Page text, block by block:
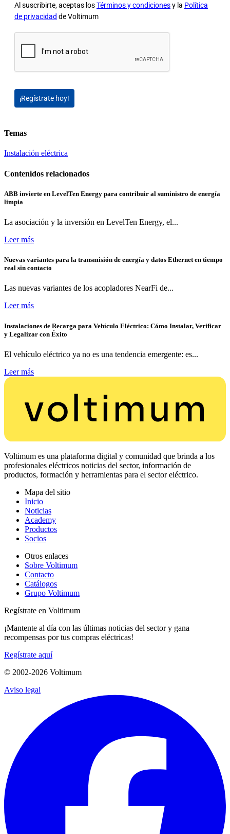
Al suscribirte, aceptas losTérminos y condicionesy la Política
de privacidad de Voltimum
¡Regístrate hoy!
Temas
Instalación eléctrica
Contenidos relacionados
ABB invierte en LevelTen Energy para contribuir al suministro de energía
limpia
La asociación y la inversión en LevelTen Energy, el...
Leer más
Nuevas variantes para la transmisión de energía y datos Ethernet en tiempo
real sin contacto
Las nuevas variantes de los acopladores NearFi de...
Leer más
Instalaciones de Recarga para Vehículo Eléctrico: Cómo Instalar, Verificar
y Legalizar con Éxito
El vehículo eléctrico ya no es una tendencia emergente: es...
Leer más
Voltimum es una plataforma digital y comunidad que brinda a los
profesionales eléctricos noticias del sector, información de
productos, formación y herramientas para el sector eléctrico.
Mapa del sitio
Inicio
Noticias
Academy
Productos
Socios
Otros enlaces
Sobre Voltimum
Contacto
Catálogos
Grupo Voltimum
Regístrate en Voltimum
¡Mantente al día con las últimas noticias del sector y gana
recompensas por tus compras eléctricas!
Regístrate aquí
© 2002-2026 Voltimum
Aviso legal